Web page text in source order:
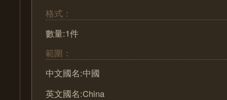
格式：
數量:1件
範圍：
中文國名:中國
英文國名:China